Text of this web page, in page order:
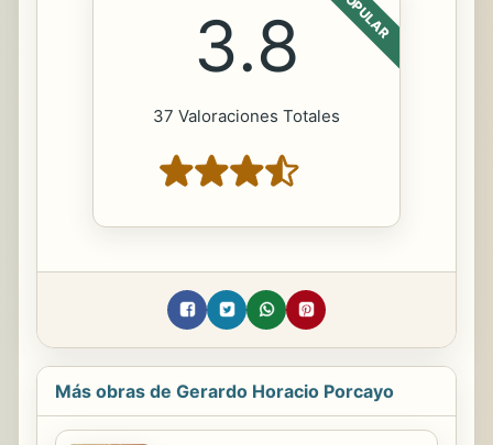
POPULAR
3.8
37 Valoraciones Totales
Más obras de Gerardo Horacio Porcayo